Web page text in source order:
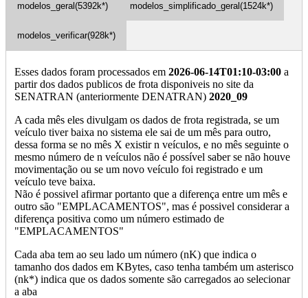
modelos_geral(5392k*) modelos_simplificado_geral(1524k*)
modelos_verificar(928k*)
Esses dados foram processados em 2026-06-14T01:10-03:00 a
partir dos dados publicos de frota disponiveis no site da
SENATRAN (anteriormente DENATRAN) 2020_09
A cada mês eles divulgam os dados de frota registrada, se um
veículo tiver baixa no sistema ele sai de um mês para outro,
dessa forma se no mês X existir n veículos, e no mês seguinte o
mesmo número de n veículos não é possível saber se não houve
movimentação ou se um novo veículo foi registrado e um
veículo teve baixa.
Não é possivel afirmar portanto que a diferença entre um mês e
outro são "EMPLACAMENTOS", mas é possivel considerar a
diferença positiva como um número estimado de
"EMPLACAMENTOS"
Cada aba tem ao seu lado um número (nK) que indica o
tamanho dos dados em KBytes, caso tenha também um asterisco
(nk*) indica que os dados somente são carregados ao selecionar
a aba